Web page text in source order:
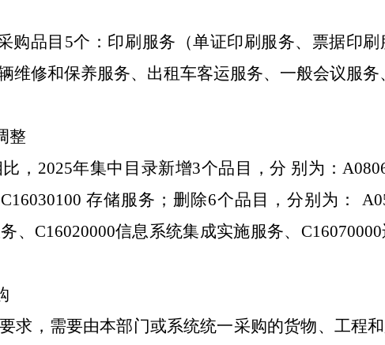
购品目 5个：印刷服务 （单证印刷服务、票据印
维修和保养服务、出租车客运服务、一般会议服务
整
， 2025年集中目录新增3个品目，分 别为：
C16030100 存储服务；删除6个品目，分别为：
、 C16020000信息系统集成实施服务、 C16070000
求，需要由本部门或系统统一采购的货物、工程